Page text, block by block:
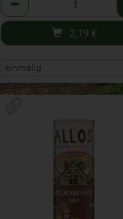
2,19 €